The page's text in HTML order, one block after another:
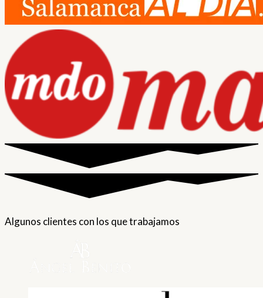
Algunos clientes con los que trabajamos